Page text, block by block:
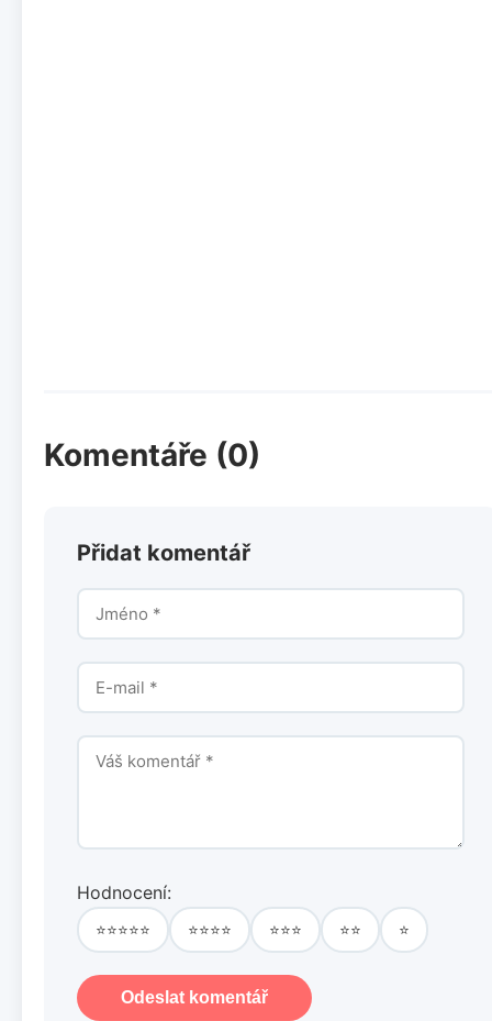
Komentáře (0)
Přidat komentář
Hodnocení:
⭐⭐⭐⭐⭐ ⭐⭐⭐⭐ ⭐⭐⭐ ⭐⭐ ⭐
Odeslat komentář